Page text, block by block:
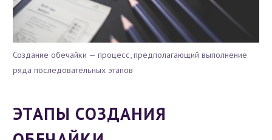
Создание обечайки — процесс, предполагающий выполнение
ряда последовательных этапов
ЭТАПЫ СОЗДАНИЯ